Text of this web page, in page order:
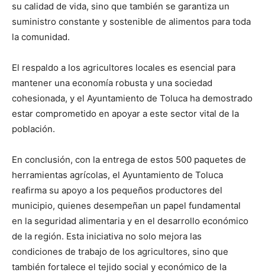
su calidad de vida, sino que también se garantiza un
suministro constante y sostenible de alimentos para toda
la comunidad.
El respaldo a los agricultores locales es esencial para
mantener una economía robusta y una sociedad
cohesionada, y el Ayuntamiento de Toluca ha demostrado
estar comprometido en apoyar a este sector vital de la
población.
En conclusión, con la entrega de estos 500 paquetes de
herramientas agrícolas, el Ayuntamiento de Toluca
reafirma su apoyo a los pequeños productores del
municipio, quienes desempeñan un papel fundamental
en la seguridad alimentaria y en el desarrollo económico
de la región. Esta iniciativa no solo mejora las
condiciones de trabajo de los agricultores, sino que
también fortalece el tejido social y económico de la